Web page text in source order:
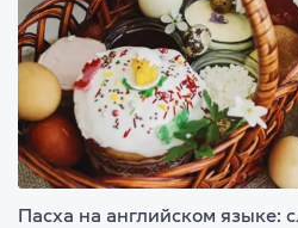
Пасха на английском языке: